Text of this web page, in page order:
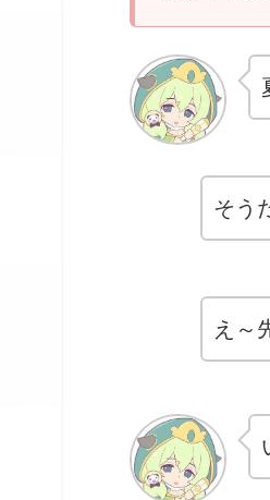
そう
え～